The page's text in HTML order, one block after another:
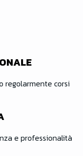
regolarmente corsi
e professionalità